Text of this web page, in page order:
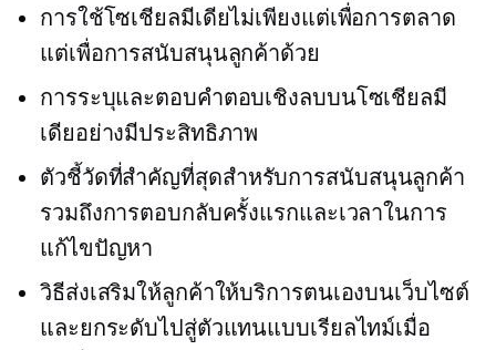
การใช้โซเชียลมีเดียไม่เพียงแต่เพื่อการตลาด
แต่เพื่อการสนับสนุนลูกค้าด้วย
การระบุและตอบคำตอบเชิงลบบนโซเชียลมี
เดียอย่างมีประสิทธิภาพ
ตัวชี้วัดที่สำคัญที่สุดสำหรับการสนับสนุนลูกค้า
รวมถึงการตอบกลับครั้งแรกและเวลาในการ
แก้ไขปัญหา
วิธีส่งเสริมให้ลูกค้าให้บริการตนเองบนเว็บไซต์
และยกระดับไปสู่ตัวแทนแบบเรียลไทม์เมื่อ